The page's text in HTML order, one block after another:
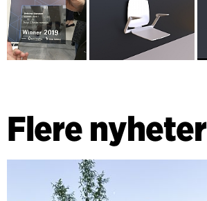
Flere nyheter